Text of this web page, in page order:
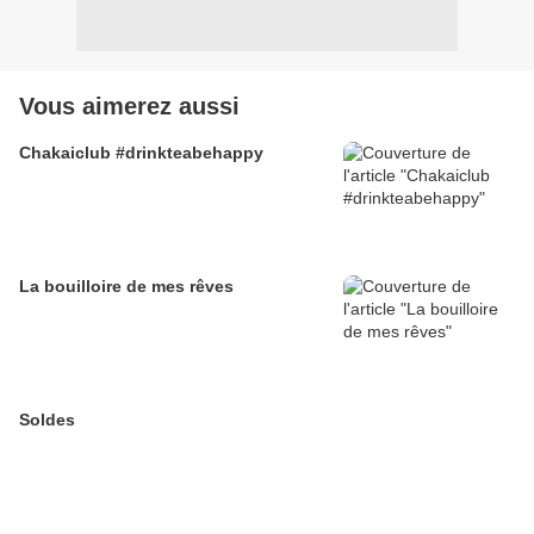
Vous aimerez aussi
Chakaiclub #drinkteabehappy
La bouilloire de mes rêves
Soldes